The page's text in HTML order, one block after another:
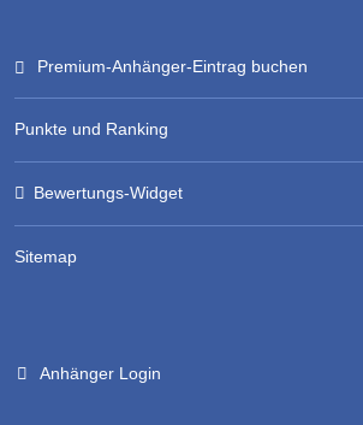
Premium-Anhänger-Eintrag buchen
Punkte und Ranking
Bewertungs-Widget
Sitemap
Anhänger Login